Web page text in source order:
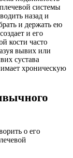
системы
назад и
и держать ею
и его
кости часто
вывих или
сустава
хроническую
о его